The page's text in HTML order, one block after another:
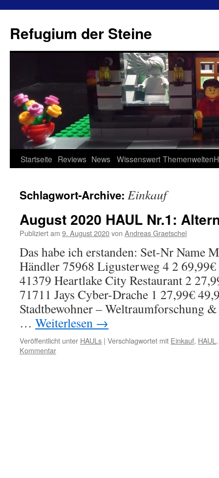
Refugium der Steine
Zum
springen
Startseite Reviews News Wissenswert Themenwelten
Schlagwort-Archive: Einkauf
August 2020 HAUL Nr.1:
Publiziert am 9. August 2020von Andreas Graetschel
Das habe ich erstanden: Set-Nr Name
Händler 75968 Ligusterweg 4 2
41379 Heartlake City Restaurant 2
71711 Jays Cyber-Drache 1 27,99€
Stadtbewohner – Weltraumforschung
… Weiterlesen →
Veröffentlicht unter HAULs | Verschlagwortet mit Einkauf, HAUL
Kommentar